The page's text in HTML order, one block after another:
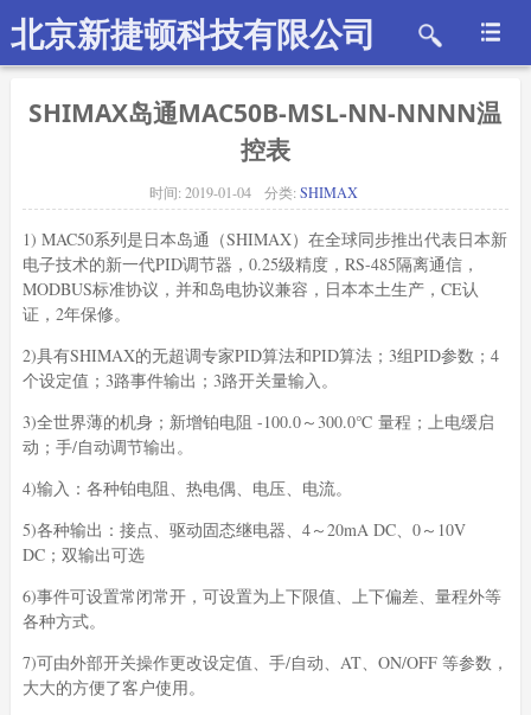
北京新捷顿科技有限公司
SHIMAX岛通MAC50B-MSL-NN-NNNN温
控表
时间:2019-01-04 分类:SHIMAX
1) MAC50系列是日本岛通（SHIMAX）在全球同步推出代表日本新
电子技术的新一代PID调节器，0.25级精度，RS-485隔离通信，
MODBUS标准协议，并和岛电协议兼容，日本本土生产，CE认
证，2年保修。
2)具有SHIMAX的无超调专家PID算法和PID算法；3组PID参数；4
个设定值；3路事件输出；3路开关量输入。
3)全世界薄的机身；新增铂电阻 -100.0～300.0℃ 量程；上电缓启
动；手/自动调节输出。
4)输入：各种铂电阻、热电偶、电压、电流。
5)各种输出：接点、驱动固态继电器、4～20mA DC、0～10V
DC；双输出可选
6)事件可设置常闭常开，可设置为上下限值、上下偏差、量程外等
各种方式。
7)可由外部开关操作更改设定值、手/自动、AT、ON/OFF 等参数，
大大的方便了客户使用。